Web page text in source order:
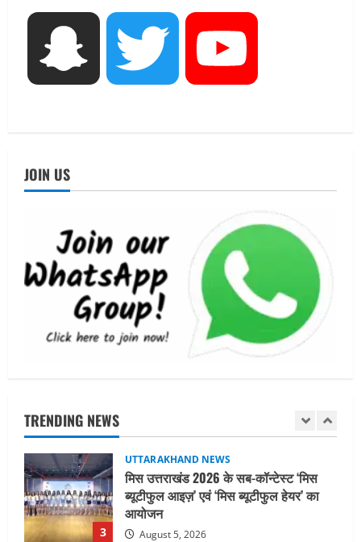
Snapchat Twitter
JOIN US
TRENDING NEWS
August 5, 2026
UTTARAKHAND NEWS
एमआईटी वर्ल्ड पीस यूनिवर्सिटी और जर्मनी के
बीएसबीआई के बीच समझौता; भारतीय छात्रों
1
UTTARAKHAND NEWS
जिलाधिकारी/जिला निर्वाचन अधिकारी ने
सहसपुर विधानसभा क्षेत्र के पोलिंग बूथों का
निरीक्षण कर एसआईआर आपत्ति निस्तारण
शिविर की व्यवस्थाओं का लिया जायजा
August 6, 2026
2
3
UTTARAKHAND NEWS
मिस उत्तराखंड 2026 के सब-कॉन्टेस्ट ‘मिस
ब्यूटीफुल आइज़’ एवं ‘मिस ब्यूटीफुल हेयर’ का
आयोजन
August 5, 2026